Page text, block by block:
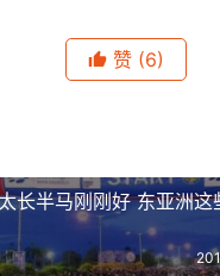
赞 (6)
TopX | 全马太长半